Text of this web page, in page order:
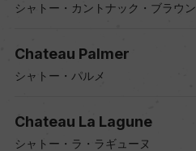
シャトー・カントナック・ブラウン
Chateau Palmer
シャトー・パルメ
Chateau La Lagune
シャトー・ラ・ラギューヌ